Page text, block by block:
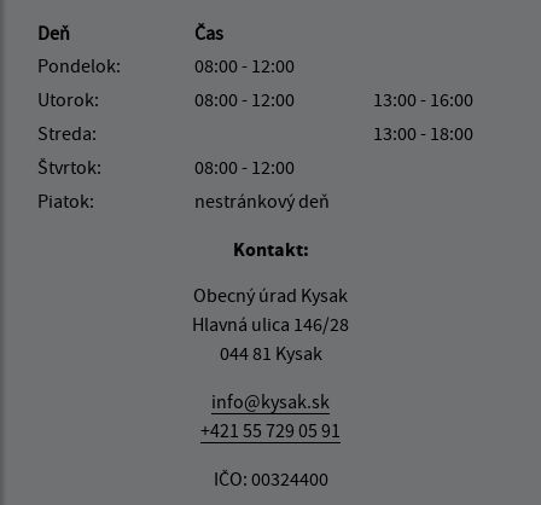
Deň
Čas
Pondelok:
08:00 - 12:00
Utorok:
08:00 - 12:00
13:00 - 16:00
Streda:
13:00 - 18:00
Štvrtok:
08:00 - 12:00
Piatok:
nestránkový deň
Kontakt:
Obecný úrad Kysak
Hlavná ulica 146/28
044 81 Kysak
info@kysak.sk
+421 55 729 05 91
IČO: 00324400